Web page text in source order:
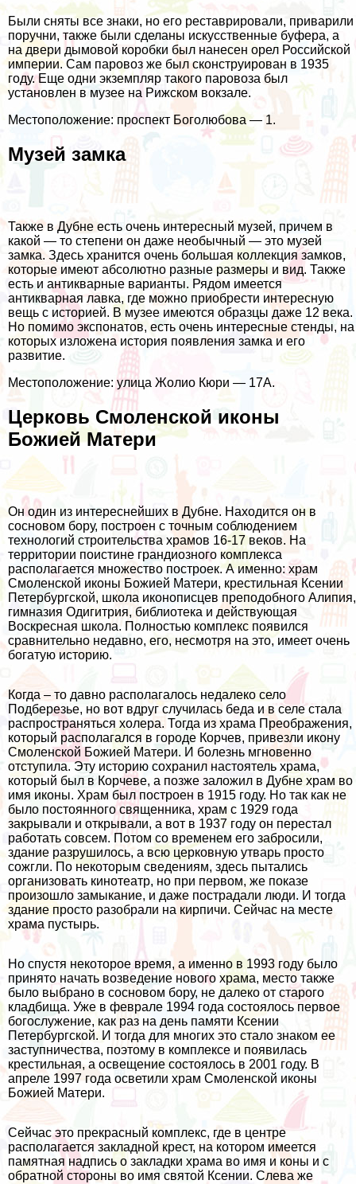
Были сняты все знаки, но его реставрировали, приварили
поручни, также были сделаны искусственные буфера, а
на двери дымовой коробки был нанесен орел Российской
империи. Сам паровоз же был сконструирован в 1935
году. Еще одни экземпляр такого паровоза был
установлен в музее на Рижском вокзале.
Местоположение: проспект Боголюбова — 1.
Музей замка
Также в Дубне есть очень интересный музей, причем в
какой — то степени он даже необычный — это музей
замка. Здесь хранится очень большая коллекция замков,
которые имеют абсолютно разные размеры и вид. Также
есть и антикварные варианты. Рядом имеется
антикварная лавка, где можно приобрести интересную
вещь с историей. В музее имеются образцы даже 12 века.
Но помимо экспонатов, есть очень интересные стенды, на
которых изложена история появления замка и его
развитие.
Местоположение: улица Жолио Кюри — 17А.
Церковь Смоленской иконы
Божией Матери
Он один из интереснейших в Дубне. Находится он в
сосновом бору, построен с точным соблюдением
технологий строительства храмов 16-17 веков. На
территории поистине грандиозного комплекса
располагается множество построек. А именно: храм
Смоленской иконы Божией Матери, крестильная Ксении
Петербургской, школа иконописцев преподобного Алипия,
гимназия Одигитрия, библиотека и действующая
Воскресная школа. Полностью комплекс появился
сравнительно недавно, его, несмотря на это, имеет очень
богатую историю.
Когда – то давно располагалось недалеко село
Подберезье, но вот вдруг случилась беда и в селе стала
распространяться холера. Тогда из храма Преображения,
который располагался в городе Корчев, привезли икону
Смоленской Божией Матери. И болезнь мгновенно
отступила. Эту историю сохранил настоятель храма,
который был в Корчеве, а позже заложил в Дубне храм во
имя иконы. Храм был построен в 1915 году. Но так как не
было постоянного священника, храм с 1929 года
закрывали и открывали, а вот в 1937 году он перестал
работать совсем. Потом со временем его забросили,
здание разрушилось, а всю церковную утварь просто
сожгли. По некоторым сведениям, здесь пытались
организовать кинотеатр, но при первом, же показе
произошло замыкание, и даже пострадали люди. И тогда
здание просто разобрали на кирпичи. Сейчас на месте
храма пустырь.
Но спустя некоторое время, а именно в 1993 году было
принято начать возведение нового храма, место также
было выбрано в сосновом бору, не далеко от старого
кладбища. Уже в феврале 1994 года состоялось первое
богослужение, как раз на день памяти Ксении
Петербургской. И тогда для многих это стало знаком ее
заступничества, поэтому в комплексе и появилась
крестильная, а освещение состоялось в 2001 году. В
апреле 1997 года осветили храм Смоленской иконы
Божией Матери.
Сейчас это прекрасный комплекс, где в центре
располагается закладной крест, на котором имеется
памятная надпись о закладки храма во имя и коны и с
обратной стороны во имя святой Ксении. Слева же